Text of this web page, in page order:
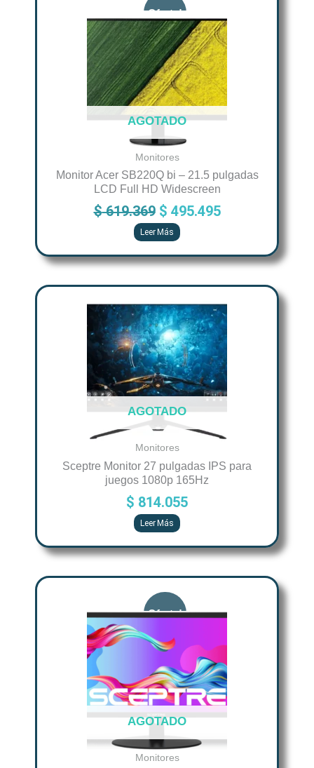
AGOTADO
Monitores
Monitor Acer SB220Q bi – 21.5 pulgadas
LCD Full HD Widescreen
$619.369
price
was:
$ 619.369.
$ 495.495
is:
$ 495.495.
Leer Más
AGOTADO
Monitores
Sceptre Monitor 27 pulgadas IPS para
juegos 1080p 165Hz
$ 814.055
Leer Más
AGOTADO
Monitores
price
was:
$ 558.625.
is:
$ 446.900.